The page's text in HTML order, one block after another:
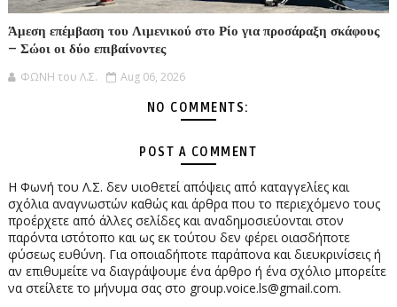
Άμεση επέμβαση του Λιμενικού στο Ρίο για προσάραξη σκάφους
– Σώοι οι δύο επιβαίνοντες
ΦΩΝΗ του Λ.Σ. Aug 06, 2026
NO COMMENTS:
POST A COMMENT
Η Φωνή του Λ.Σ. δεν υιοθετεί απόψεις από καταγγελίες και
σχόλια αναγνωστών καθώς και άρθρα που το περιεχόμενο τους
προέρχετε από άλλες σελίδες και αναδημοσιεύονται στον
παρόντα ιστότοπο και ως εκ τούτου δεν φέρει οιασδήποτε
φύσεως ευθύνη. Για οποιαδήποτε παράπονα και διευκρινίσεις ή
αν επιθυμείτε να διαγράψουμε ένα άρθρο ή ένα σχόλιο μπορείτε
να στείλετε το μήνυμα σας στο group.voice.ls@gmail.com.